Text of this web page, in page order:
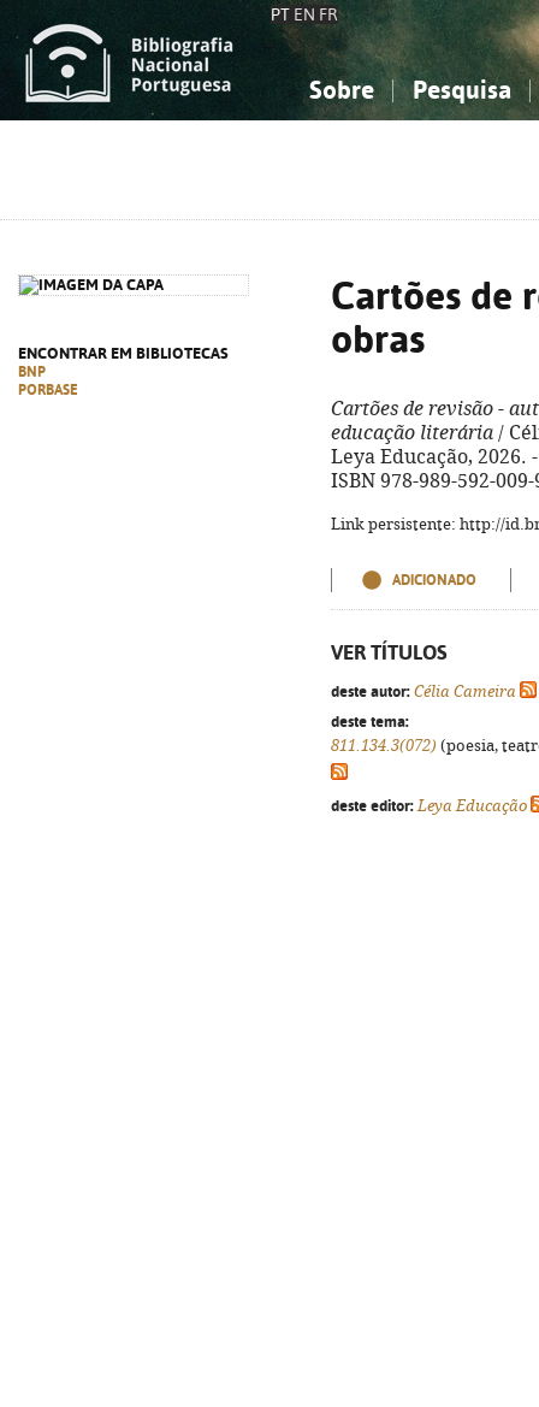
PT EN FR
Sobre Pesquisa
ENCONTRAR EM BIBLIOTECAS
BNP
PORBASE
Cartões de
obras
Cartões de revisão -
educação literária /
Leya Educação, 2026.
ISBN 978-989-592-009-
Link persistente: http://
ADICIONADO
VER TÍTULOS
deste autor: Célia Cameira
deste tema:
811.134.3(072) (poesia,
deste editor: Leya Educação